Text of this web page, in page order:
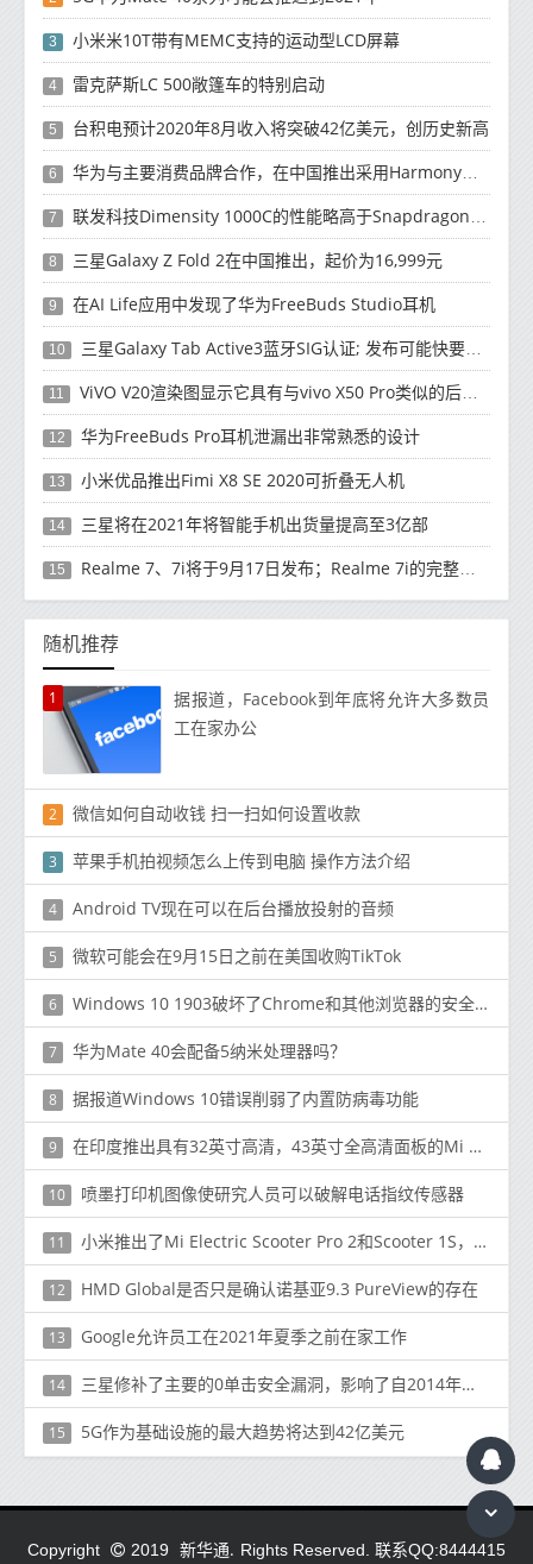
3 小米米10T带有MEMC支持的运动型LCD屏幕
4 雷克萨斯LC 500敞篷车的特别启动
5 台积电预计2020年8月收入将突破42亿美元，创历史新高
6 华为与主要消费品牌合作，在中国推出采用HarmonyOS 2.0的智能家居产品
7 联发科技Dimensity 1000C的性能略高于Snapdragon 765G
8 三星Galaxy Z Fold 2在中国推出，起价为16,999元
9 在AI Life应用中发现了华为FreeBuds Studio耳机
10 三星Galaxy Tab Active3蓝牙SIG认证; 发布可能快要结束了
11 ViVO V20渲染图显示它具有与vivo X50 Pro类似的后部设计
12 华为FreeBuds Pro耳机泄漏出非常熟悉的设计
13 小米优品推出Fimi X8 SE 2020可折叠无人机
14 三星将在2021年将智能手机出货量提高至3亿部
15 Realme 7、7i将于9月17日发布；Realme 7i的完整规格并导致泄漏
随机推荐
1
据报道，Facebook到年底将允许大多数员
工在家办公
2 微信如何自动收钱 扫一扫如何设置收款
3 苹果手机拍视频怎么上传到电脑 操作方法介绍
4 Android TV现在可以在后台播放投射的音频
5 微软可能会在9月15日之前在美国收购TikTok
6 Windows 10 1903破坏了Chrome和其他浏览器的安全沙箱
7 华为Mate 40会配备5纳米处理器吗？
8 据报道Windows 10错误削弱了内置防病毒功能
9 在印度推出具有32英寸高清，43英寸全高清面板的Mi TV 4A Horizo​​n Edition
10 喷墨打印机图像使研究人员可以破解电话指纹传感器
11 小米推出了Mi Electric Sc​​ooter Pro 2和Scooter 1S，起价399欧元
12 HMD Global是否只是确认诺基亚9.3 PureView的存在
13 Google允许员工在2021年夏季之前在家工作
14 三星修补了主要的0单击安全漏洞，影响了自2014年以来销售的所有手机
15 5G作为基础设施的最大趋势将达到42亿美元
Copyright 2019 新华通. Rights Reserved. 联系QQ:8444415